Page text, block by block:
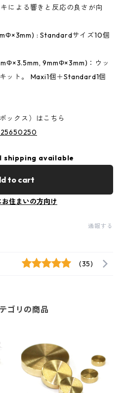
による響きと反応の良さが向
: Standardサイズ10個
9mmΦ×3mm)：ウッ
ット。 Maxi1個＋Standard1個
ックス）はこちら
available
to cart
お住まいの方向け
通報する
(35)
ゴリの商品